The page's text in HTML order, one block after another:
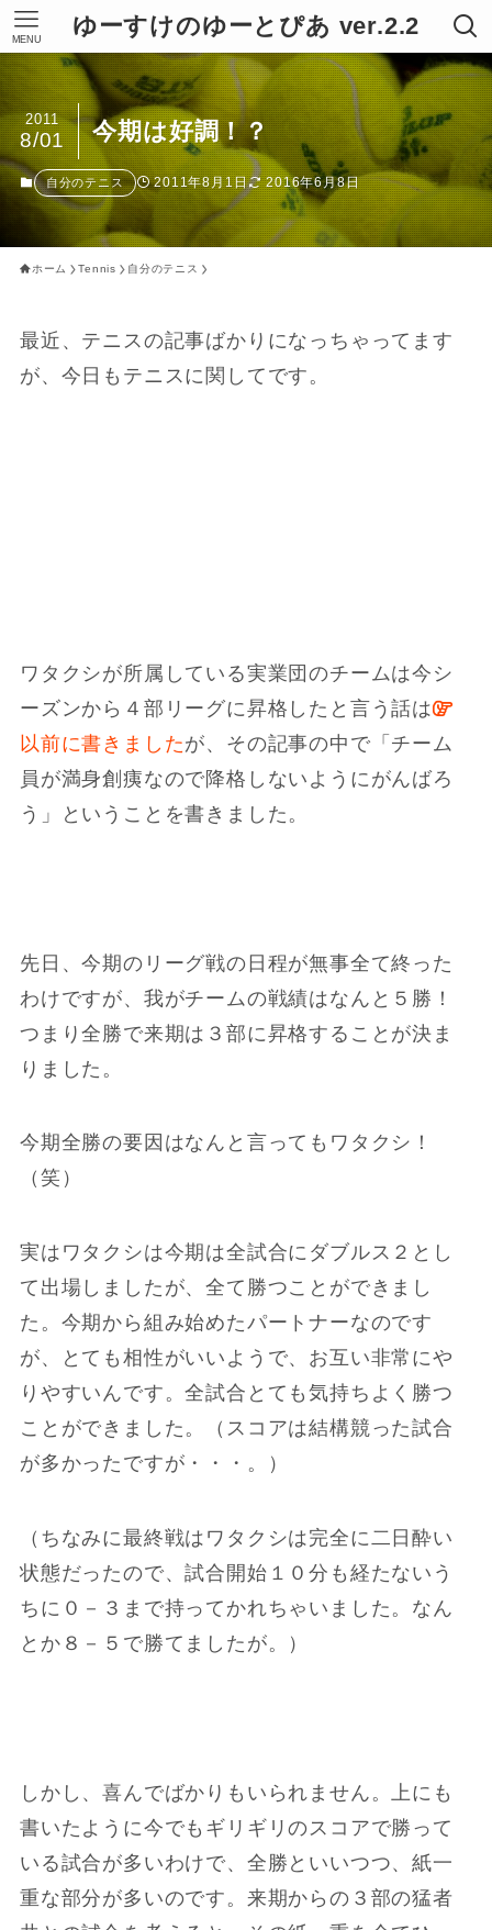
ゆーすけのゆーとぴあ ver.2.2
MENU
今期は好調！？
2011
8/01
自分のテニス 2011年8月1日 2016年6月8日
ホーム Tennis 自分のテニス
最近、テニスの記事ばかりになっちゃってます
が、今日もテニスに関してです。
ワタクシが所属している実業団のチームは今シ
ーズンから４部リーグに昇格したと言う話は
以前に書きましたが、その記事の中で「チーム
員が満身創痍なので降格しないようにがんばろ
う」ということを書きました。
先日、今期のリーグ戦の日程が無事全て終った
わけですが、我がチームの戦績はなんと５勝！
つまり全勝で来期は３部に昇格することが決ま
りました。
今期全勝の要因はなんと言ってもワタクシ！
（笑）
実はワタクシは今期は全試合にダブルス２とし
て出場しましたが、全て勝つことができまし
た。今期から組み始めたパートナーなのです
が、とても相性がいいようで、お互い非常にや
りやすいんです。全試合とても気持ちよく勝つ
ことができました。（スコアは結構競った試合
が多かったですが・・・。）
（ちなみに最終戦はワタクシは完全に二日酔い
状態だったので、試合開始１０分も経たないう
ちに０－３まで持ってかれちゃいました。なん
とか８－５で勝てましたが。）
しかし、喜んでばかりもいられません。上にも
書いたように今でもギリギリのスコアで勝って
いる試合が多いわけで、全勝といいつつ、紙一
重な部分が多いのです。来期からの３部の猛者